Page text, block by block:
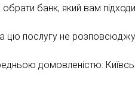
обрати банк, який вам
цю послугу не
домовленістю: